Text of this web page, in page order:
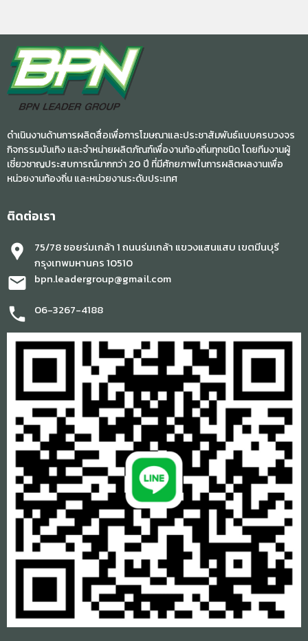
ดำเนินงานด้านการผลิตสื่อเพื่อการโฆษณาและประชาสัมพันธ์แบบครบวงจร
กิจกรรมบันเทิง และจำหน่ายผลิตภัณฑ์เพื่องานท้องถิ่นทุกชนิด โดยทีมงานผู้
เชี่ยวชาญประสบการณ์มากกว่า 20 ปี ที่มีศักยภาพในการผลิตผลงานเพื่อ
หน่วยงานท้องถิ่น และหน่วยงานระดับประเทศ
ติดต่อเรา
location_pin
75/78 ซอยร่มเกล้า 1 ถนนร่มเกล้า แขวงแสนแสบ เขตมีนบุรี
กรุงเทพมหานคร 10510
mail bpn.leadergroup@gmail.com
phone 06-3267-4188